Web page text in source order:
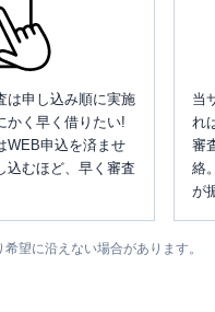
は申し込み順に実施
かく早く借りたい!
WEB申込を済ませ
込むほど、早く審査
当
れ
審
絡
が
望に沿えない場合があります。